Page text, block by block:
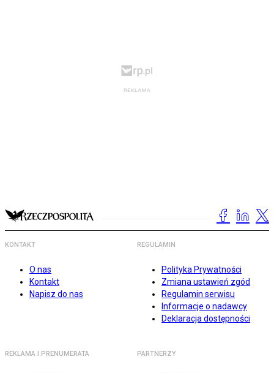
KONTAKT
O nas
Kontakt
Napisz do nas
REGULAMIN
Polityka Prywatności
Zmiana ustawień zgód
Regulamin serwisu
Informacje o nadawcy
Deklaracja dostępności
REKLAMA I PRENUMERATA PARTNERZY